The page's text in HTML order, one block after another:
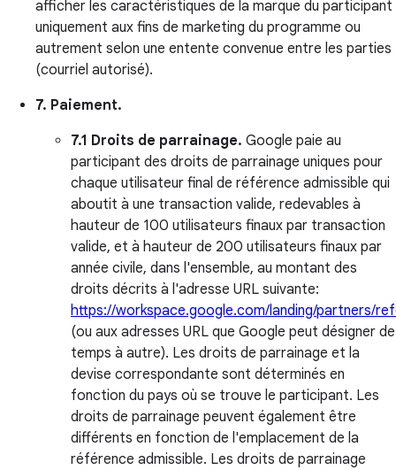
afficher les caractéristiques de la marque du participant
uniquement aux fins de marketing du programme ou
autrement selon une entente convenue entre les parties
(courriel autorisé).
7. Paiement.
7.1 Droits de parrainage. Google paie au
participant des droits de parrainage uniques pour
chaque utilisateur final de référence admissible qui
aboutit à une transaction valide, redevables à
hauteur de 100 utilisateurs finaux par transaction
valide, et à hauteur de 200 utilisateurs finaux par
année civile, dans l'ensemble, au montant des
droits décrits à l'adresse URL suivante:
https://workspace.google.com/landing/partners/
(ou aux adresses URL que Google peut désigner de
temps à autre). Les droits de parrainage et la
devise correspondante sont déterminés en
fonction du pays où se trouve le participant. Les
droits de parrainage peuvent également être
différents en fonction de l'emplacement de la
référence admissible. Les droits de parrainage